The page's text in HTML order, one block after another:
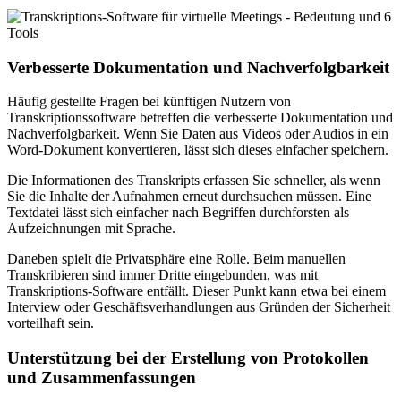
Verbesserte Dokumentation und Nachverfolgbarkeit
Häufig gestellte Fragen bei künftigen Nutzern von
Transkriptionssoftware betreffen die verbesserte Dokumentation und
Nachverfolgbarkeit. Wenn Sie Daten aus Videos oder Audios in ein
Word-Dokument konvertieren, lässt sich dieses einfacher speichern.
Die Informationen des Transkripts erfassen Sie schneller, als wenn
Sie die Inhalte der Aufnahmen erneut durchsuchen müssen. Eine
Textdatei lässt sich einfacher nach Begriffen durchforsten als
Aufzeichnungen mit Sprache.
Daneben spielt die Privatsphäre eine Rolle. Beim manuellen
Transkribieren sind immer Dritte eingebunden, was mit
Transkriptions-Software entfällt. Dieser Punkt kann etwa bei einem
Interview oder Geschäftsverhandlungen aus Gründen der Sicherheit
vorteilhaft sein.
Unterstützung bei der Erstellung von Protokollen
und Zusammenfassungen